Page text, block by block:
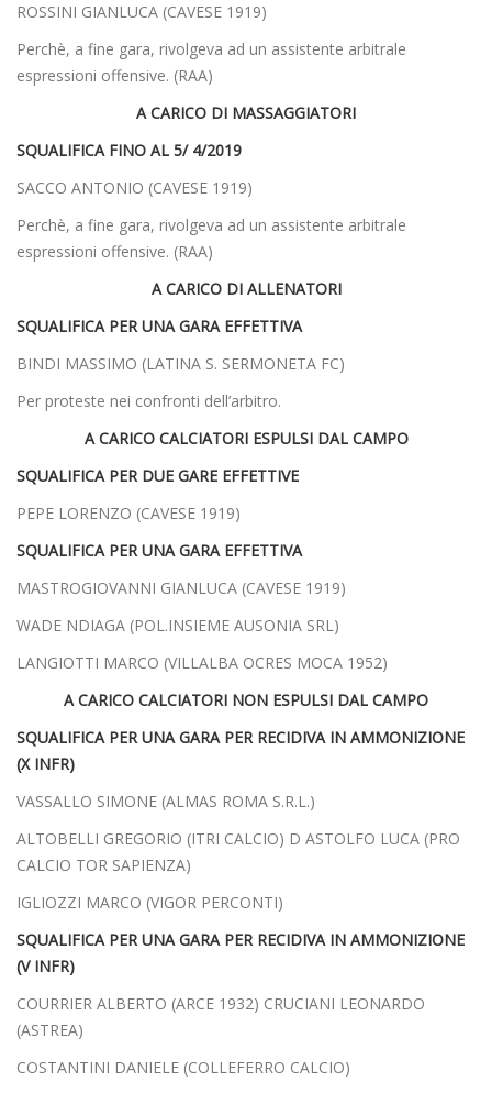
ROSSINI GIANLUCA (CAVESE 1919)
Perchè, a fine gara, rivolgeva ad un assistente arbitrale
espressioni offensive. (RAA)
A CARICO DI MASSAGGIATORI
SQUALIFICA FINO AL 5/ 4/2019
SACCO ANTONIO (CAVESE 1919)
Perchè, a fine gara, rivolgeva ad un assistente arbitrale
espressioni offensive. (RAA)
A CARICO DI ALLENATORI
SQUALIFICA PER UNA GARA EFFETTIVA
BINDI MASSIMO (LATINA S. SERMONETA FC)
Per proteste nei confronti dell’arbitro.
A CARICO CALCIATORI ESPULSI DAL CAMPO
SQUALIFICA PER DUE GARE EFFETTIVE
PEPE LORENZO (CAVESE 1919)
SQUALIFICA PER UNA GARA EFFETTIVA
MASTROGIOVANNI GIANLUCA (CAVESE 1919)
WADE NDIAGA (POL.INSIEME AUSONIA SRL)
LANGIOTTI MARCO (VILLALBA OCRES MOCA 1952)
A CARICO CALCIATORI NON ESPULSI DAL CAMPO
SQUALIFICA PER UNA GARA PER RECIDIVA IN AMMONIZIONE
(X INFR)
VASSALLO SIMONE (ALMAS ROMA S.R.L.)
ALTOBELLI GREGORIO (ITRI CALCIO) D ASTOLFO LUCA (PRO
CALCIO TOR SAPIENZA)
IGLIOZZI MARCO (VIGOR PERCONTI)
SQUALIFICA PER UNA GARA PER RECIDIVA IN AMMONIZIONE
(V INFR)
COURRIER ALBERTO (ARCE 1932) CRUCIANI LEONARDO
(ASTREA)
COSTANTINI DANIELE (COLLEFERRO CALCIO)